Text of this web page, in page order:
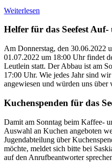
Weiterlesen
Helfer für das Seefest
Am Donnerstag, den 30.06.2022
01.07.2022 um 18:00 Uhr findet
Leutlein statt. Der Abbau ist am
17:00 Uhr. Wie jedes Jahr sind
angewiesen und würden uns
Kuchenspenden für das
Damit am Sonntag beim Kaffee-
Auswahl an Kuchen angeboten
Jugendabteilung über
möchte, meldet sich bitte bei
auf den Anrufbeantworter